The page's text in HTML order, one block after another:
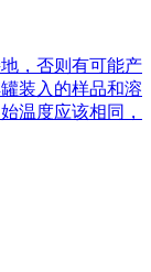
，否则有可能产
装入的样品和溶
温度应该相同，